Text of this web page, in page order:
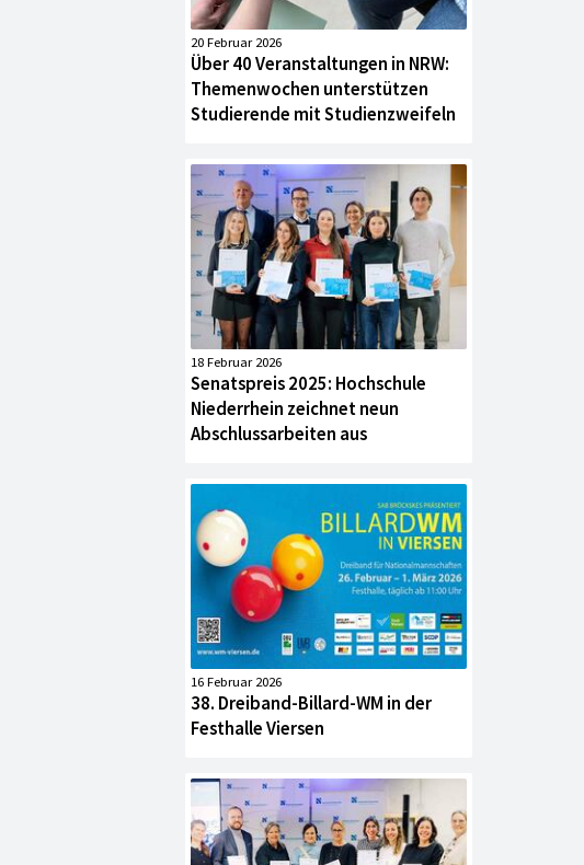
20 Februar 2026
Über 40 Veranstaltungen in NRW:
Themenwochen unterstützen
Studierende mit Studienzweifeln
18 Februar 2026
Senatspreis 2025: Hochschule
Niederrhein zeichnet neun
Abschlussarbeiten aus
16 Februar 2026
38. Dreiband-Billard-WM in der
Festhalle Viersen